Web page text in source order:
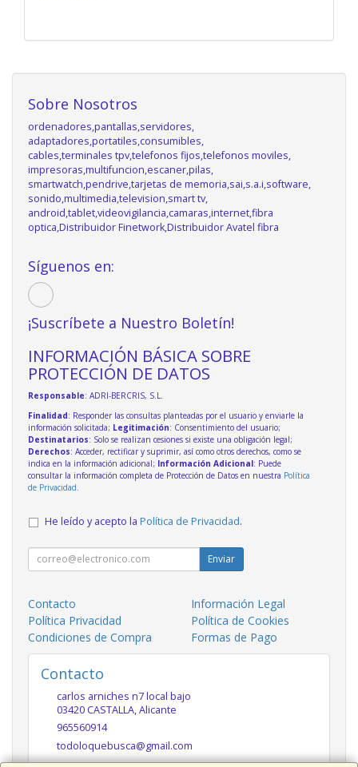
Sobre Nosotros
ordenadores,pantallas,servidores,
adaptadores,portatiles,consumibles,
cables,terminales tpv,telefonos fijos,telefonos moviles,
impresoras,multifuncion,escaner,pilas,
smartwatch,pendrive,tarjetas de memoria,sai,s.a.i,software,
sonido,multimedia,television,smart tv,
android,tablet,videovigilancia,camaras,internet,fibra
optica,Distribuidor Finetwork,Distribuidor Avatel fibra
Síguenos en:
¡Suscríbete a Nuestro Boletín!
INFORMACIÓN BÁSICA SOBRE
PROTECCIÓN DE DATOS
Responsable: ADRI-BERCRIS, S.L.
Finalidad: Responder las consultas planteadas por el usuario y enviarle la
información solicitada; Legitimación: Consentimiento del usuario;
Destinatarios: Solo se realizan cesiones si existe una obligación legal;
Derechos: Acceder, rectificar y suprimir, así como otros derechos, como se
indica en la información adicional; Información Adicional: Puede
consultar la información completa de Protección de Datos en nuestra Política
de Privacidad
He leído y acepto la Política de Privacidad.
Enviar
Contacto
Información Legal
Política Privacidad
Política de Cookies
Condiciones de Compra
Formas de Pago
Contacto
carlos arniches n7 local bajo
03420 CASTALLA,Alicante
965560914
todoloquebusca@gmail.com